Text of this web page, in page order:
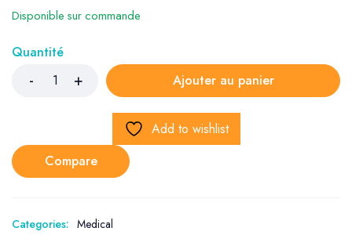
Disponible sur commande
Quantité
Ajouter au panier
Add to wishlist
Compare
Categories: Medical